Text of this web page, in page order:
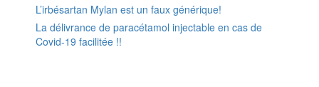
L’irbésartan Mylan est un faux générique!
La délivrance de paracétamol injectable en cas de
Covid-19 facilitée !!